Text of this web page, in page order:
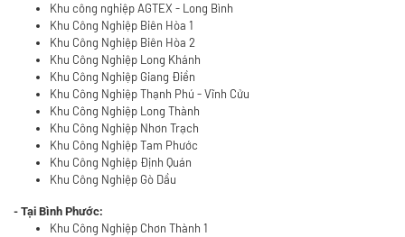
Khu công nghiệp AGTEX - Long Bình
Khu Công Nghiệp Biên Hòa 1
Khu Công Nghiệp Biên Hòa 2
Khu Công Nghiệp Long Khánh
Khu Công Nghiệp Giang Điền
Khu Công Nghiệp Thạnh Phú - Vĩnh Cửu
Khu Công Nghiệp Long Thành
Khu Công Nghiệp Nhơn Trạch
Khu Công Nghiệp Tam Phước
Khu Công Nghiệp Định Quán
Khu Công Nghiệp Gò Dầu
- Tại Bình Phước:
Khu Công Nghiệp Chơn Thành 1